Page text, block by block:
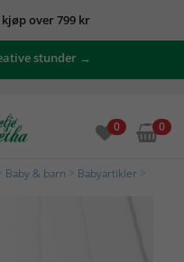
over 799 kr
stunder →
0 0
Baby & barn Babyartikler